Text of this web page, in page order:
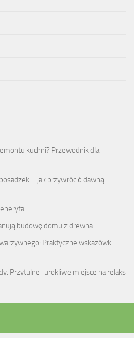
kuchni? Przewodnik dla
– jak przywrócić dawną
budowę domu z drewna
Praktyczne wskazówki i
Przytulne i urokliwe miejsce na relaks